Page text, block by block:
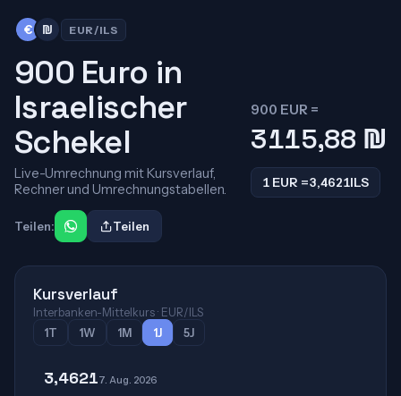
€ ₪ EUR/ILS
900 Euro in
Israelischer
Schekel
Live-Umrechnung mit Kursverlauf,
Rechner und Umrechnungstabellen.
900 EUR =
3115,88 ₪
1 EUR =3,4621ILS
Teilen: Teilen
Kursverlauf
Interbanken-Mittelkurs · EUR/ILS
1T
1W 1M 1J 5J
3,46217. Aug. 2026